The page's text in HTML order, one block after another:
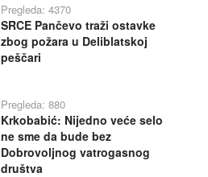
Pregleda: 4370
SRCE Pančevo traži ostavke
zbog požara u Deliblatskoj
peščari
Pregleda: 880
Krkobabić: Nijedno veće selo
ne sme da bude bez
Dobrovoljnog vatrogasnog
društva